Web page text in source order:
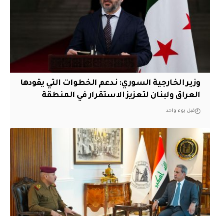
وزير الخارجية السوري: ندعم الخطوات التي يقودها
العراق ولبنان لتعزيز الاستقرار في المنطقة
قبل يوم واحد